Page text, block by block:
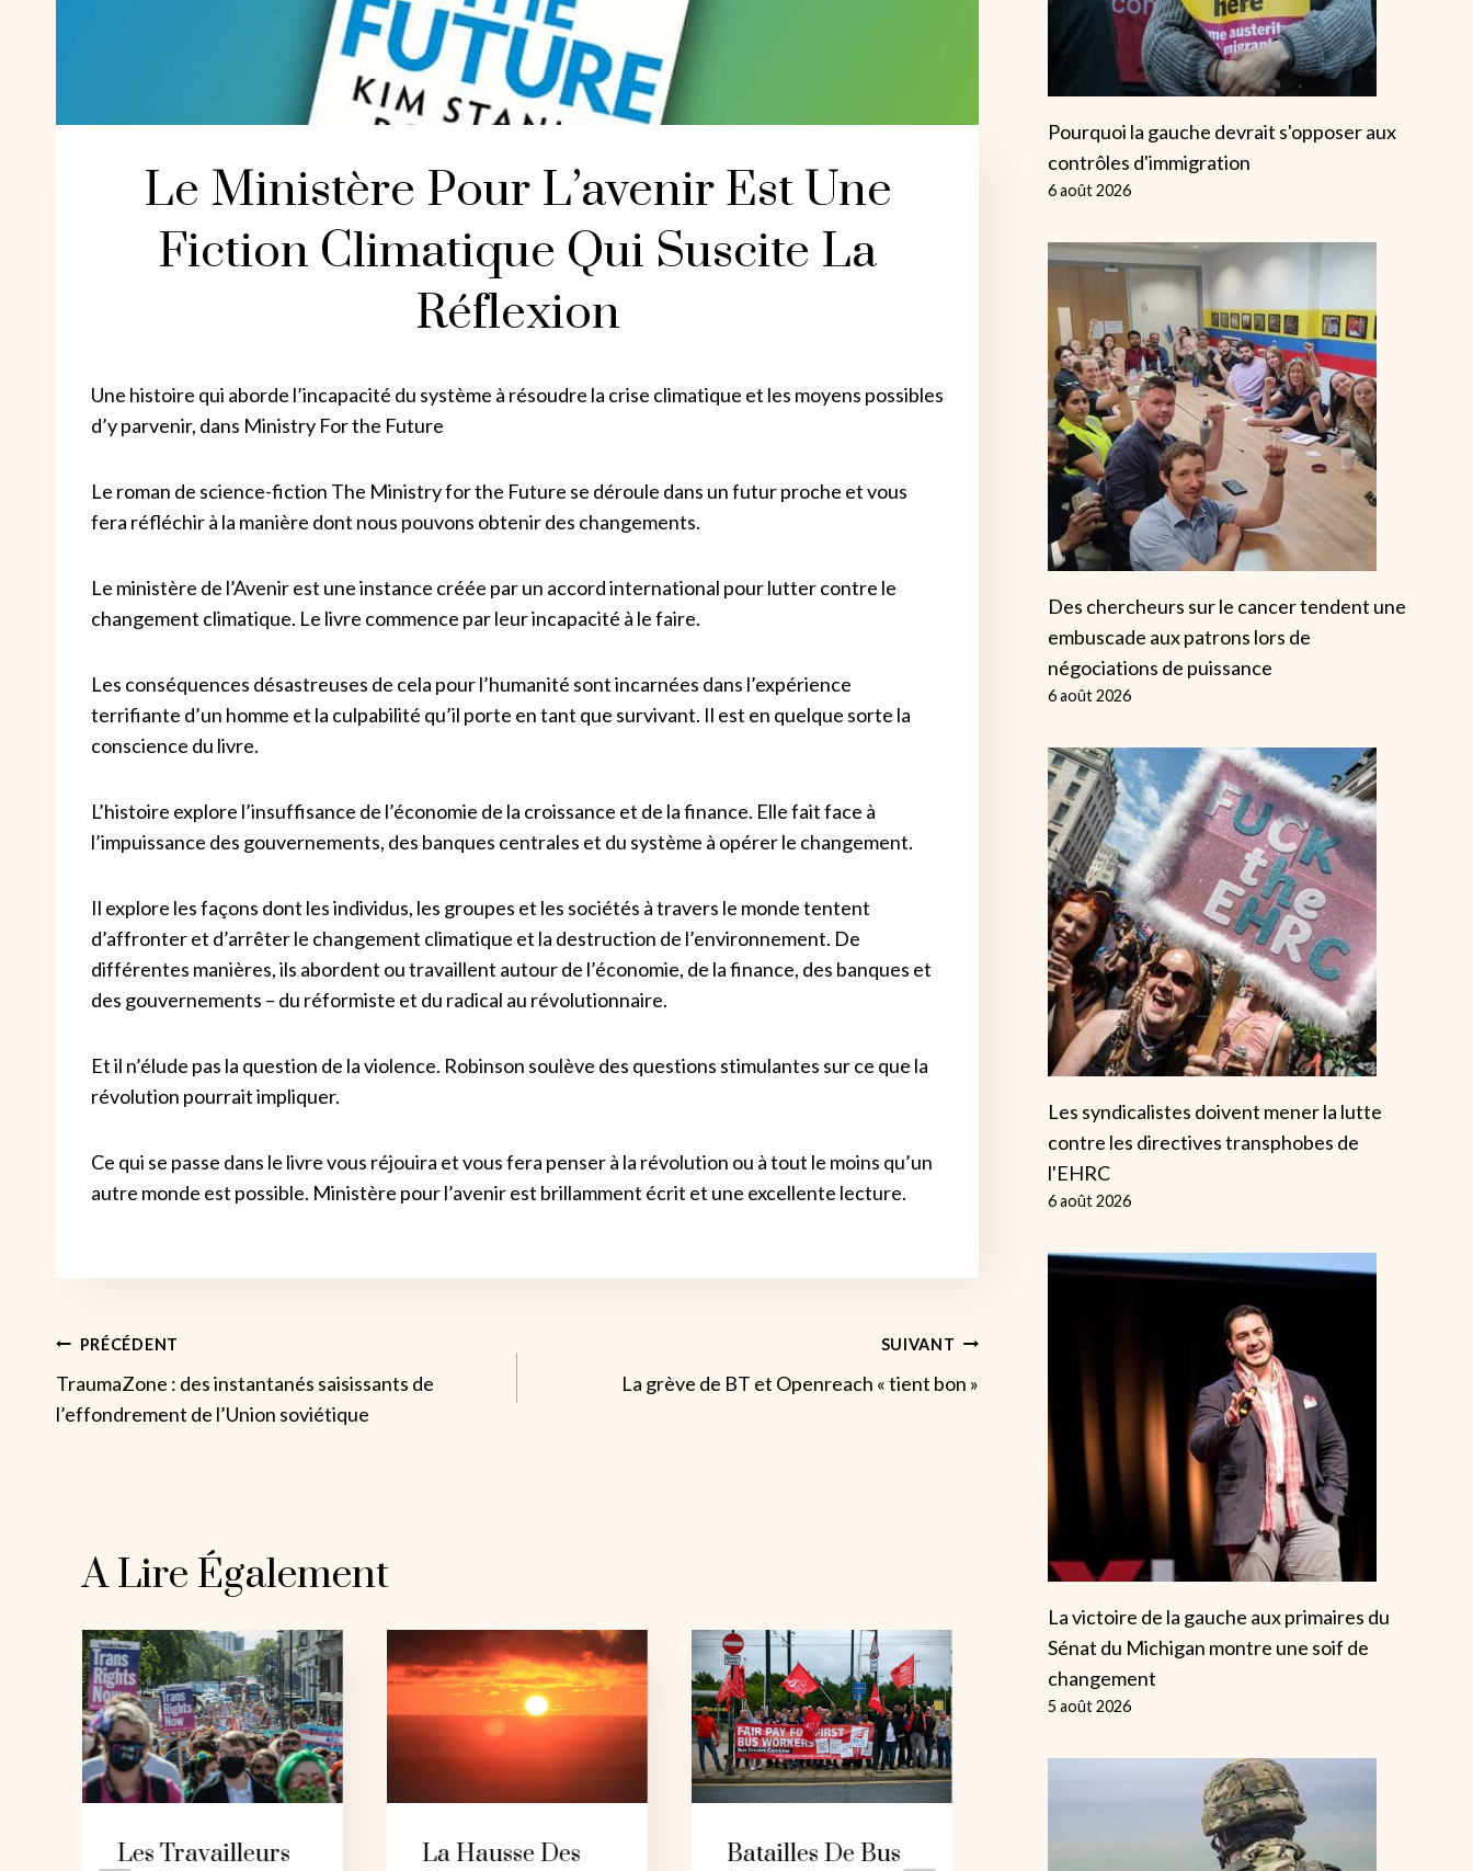
Le Ministère Pour L’avenir Est Une
Fiction Climatique Qui Suscite La
Réflexion
Une histoire qui aborde l’incapacité du système à résoudre la crise climatique et les moyens possibles
d’y parvenir, dans Ministry For the Future
Le roman de science-fiction The Ministry for the Future se déroule dans un futur proche et vous
fera réfléchir à la manière dont nous pouvons obtenir des changements.
Le ministère de l’Avenir est une instance créée par un accord international pour lutter contre le
changement climatique. Le livre commence par leur incapacité à le faire.
Les conséquences désastreuses de cela pour l’humanité sont incarnées dans l’expérience
terrifiante d’un homme et la culpabilité qu’il porte en tant que survivant. Il est en quelque sorte la
conscience du livre.
L’histoire explore l’insuffisance de l’économie de la croissance et de la finance. Elle fait face à
l’impuissance des gouvernements, des banques centrales et du système à opérer le changement.
Il explore les façons dont les individus, les groupes et les sociétés à travers le monde tentent
d’affronter et d’arrêter le changement climatique et la destruction de l’environnement. De
différentes manières, ils abordent ou travaillent autour de l’économie, de la finance, des banques et
des gouvernements – du réformiste et du radical au révolutionnaire.
Et il n’élude pas la question de la violence. Robinson soulève des questions stimulantes sur ce que la
révolution pourrait impliquer.
Ce qui se passe dans le livre vous réjouira et vous fera penser à la révolution ou à tout le moins qu’un
autre monde est possible. Ministère pour l’avenir est brillamment écrit et une excellente lecture.
Navigation
De
PRÉCÉDENT
TraumaZone : des instantanés saisissants de
l’effondrement de l’Union soviétique
SUIVANT
La grève de BT et Openreach « tient bon »
A Lire Également
Les Travailleurs
La Hausse Des
Batailles De Bus
Pourquoi la gauche devrait s'opposer aux
contrôles d'immigration
6 août 2026
Des chercheurs sur le cancer tendent une
embuscade aux patrons lors de
négociations de puissance
6 août 2026
Les syndicalistes doivent mener la lutte
contre les directives transphobes de
l'EHRC
6 août 2026
La victoire de la gauche aux primaires du
Sénat du Michigan montre une soif de
changement
5 août 2026